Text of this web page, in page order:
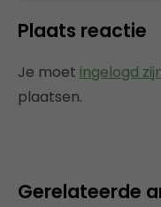
Plaats reactie
Je moet ingelogd
plaatsen.
Gerelateerde